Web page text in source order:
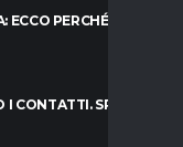
ECCO PERCHÉ
CONTATTI. SPUNTA